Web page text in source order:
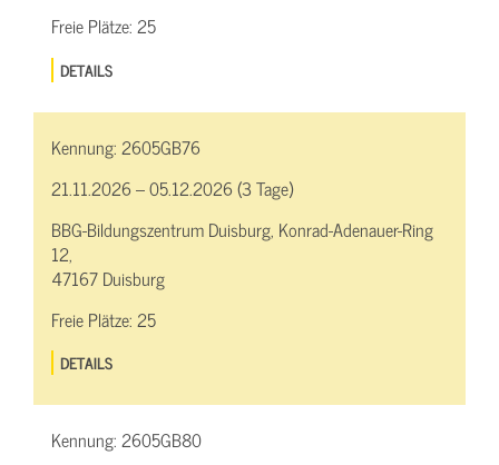
Freie Plätze:25
DETAILS
Kennung:2605GB76
21.11.2026 – 05.12.2026 (3 Tage)
BBG-Bildungszentrum Duisburg, Konrad-Adenauer-Ring
12,
47167 Duisburg
Freie Plätze:25
DETAILS
Kennung:2605GB80